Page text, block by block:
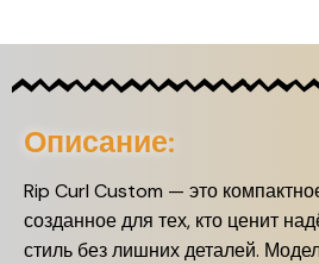
Описание:
Rip Curl Custom — это
созданное для тех, кто ценит
стиль без лишних деталей.